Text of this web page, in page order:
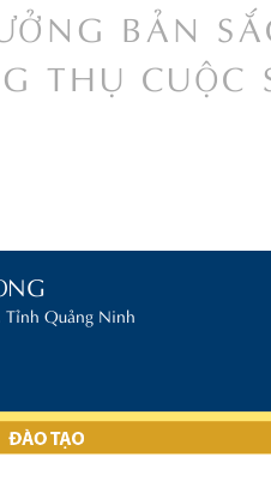
BẢN
THỤ CUỘC
Tỉnh Quảng Ninh